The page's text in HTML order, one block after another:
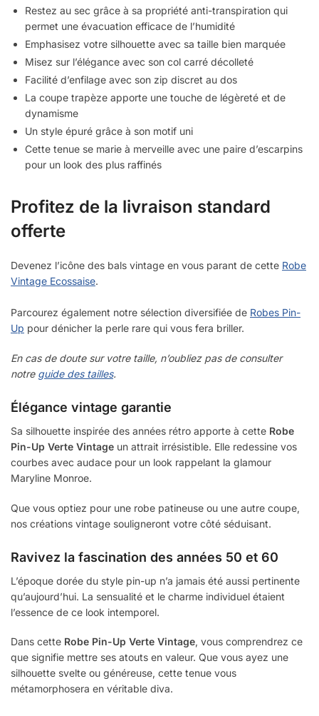
Restez au sec grâce à sa propriété anti-transpiration qui
permet une évacuation efficace de l’humidité
Emphasisez votre silhouette avec sa taille bien marquée
Misez sur l’élégance avec son col carré décolleté
Facilité d’enfilage avec son zip discret au dos
La coupe trapèze apporte une touche de légèreté et de
dynamisme
Un style épuré grâce à son motif uni
Cette tenue se marie à merveille avec une paire d’escarpins
pour un look des plus raffinés
Profitez de la livraison standard
offerte
Devenez l’icône des bals vintage en vous parant de cette Robe
Vintage Ecossaise.
Parcourez également notre sélection diversifiée de Robes Pin-
Up pour dénicher la perle rare qui vous fera briller.
En cas de doute sur votre taille, n’oubliez pas de consulter
notre guide des tailles.
Élégance vintage garantie
Sa silhouette inspirée des années rétro apporte à cette Robe
Pin-Up Verte Vintage un attrait irrésistible. Elle redessine vos
courbes avec audace pour un look rappelant la glamour
Maryline Monroe.
Que vous optiez pour une robe patineuse ou une autre coupe,
nos créations vintage souligneront votre côté séduisant.
Ravivez la fascination des années 50 et 60
L’époque dorée du style pin-up n’a jamais été aussi pertinente
qu’aujourd’hui. La sensualité et le charme individuel étaient
l’essence de ce look intemporel.
Dans cette Robe Pin-Up Verte Vintage, vous comprendrez ce
que signifie mettre ses atouts en valeur. Que vous ayez une
silhouette svelte ou généreuse, cette tenue vous
métamorphosera en véritable diva.